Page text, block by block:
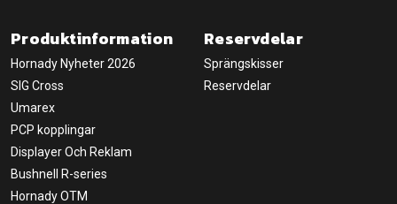
Produktinformation
Hornady Nyheter 2026
SIG Cross
Umarex
PCP kopplingar
Displayer Och Reklam
Bushnell R-series
Hornady OTM
Reservdelar
Sprängskisser
Reservdelar